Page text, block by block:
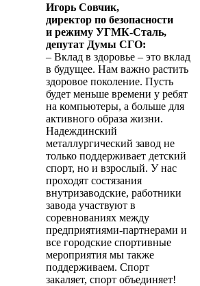
Игорь Совчик,
директор по безопасности
и режиму УГМК-Сталь,
депутат Думы СГО:
– Вклад в здоровье – это вклад
в будущее. Нам важно растить
здоровое поколение. Пусть
будет меньше времени у ребят
на компьютеры, а больше для
активного образа жизни.
Надеждинский
металлургический завод не
только поддерживает детский
спорт, но и взрослый. У нас
проходят состязания
внутризаводские, работники
завода участвуют в
соревнованиях между
предприятиями-партнерами и
все городские спортивные
мероприятия мы также
поддерживаем. Спорт
закаляет, спорт объединяет!